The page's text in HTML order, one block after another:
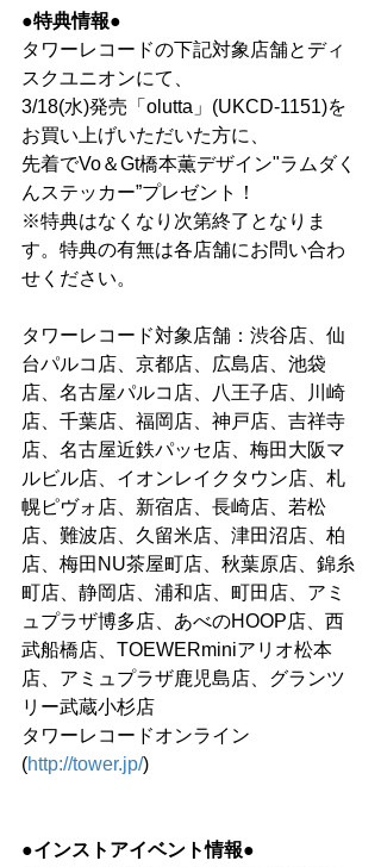
●特典情報●
タワーレコードの下記対象店舗とディ
スクユニオンにて、
3/18(水)発売「olutta」(UKCD-1151)を
お買い上げいただいた方に、
先着でVo＆Gt橋本薫デザイン"ラムダく
んステッカー”プレゼント！
※特典はなくなり次第終了となりま
す。特典の有無は各店舗にお問い合わ
せください。
タワーレコード対象店舗：渋谷店、仙
台パルコ店、京都店、広島店、池袋
店、名古屋パルコ店、八王子店、川崎
店、千葉店、福岡店、神戸店、吉祥寺
店、名古屋近鉄パッセ店、梅田大阪マ
ルビル店、イオンレイクタウン店、札
幌ピヴォ店、新宿店、長崎店、若松
店、難波店、久留米店、津田沼店、柏
店、梅田NU茶屋町店、秋葉原店、錦糸
町店、静岡店、浦和店、町田店、アミ
ュプラザ博多店、あべのHOOP店、西
武船橋店、TOEWERminiアリオ松本
店、アミュプラザ鹿児島店、グランツ
リー武蔵小杉店
タワーレコードオンライン
(http://tower.jp/)
●インストアイベント情報●